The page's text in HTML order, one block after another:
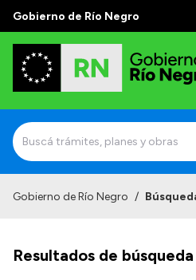
Gobierno de Río Negro
Prensa
Gobierno de Río Negro /
Resultados de